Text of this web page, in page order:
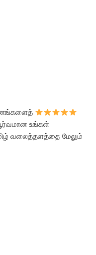
உங்கள்
வலைத்தளத்தை மேலும்